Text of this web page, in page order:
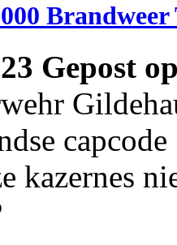
Brandweer
Gepost
capcode
kazernes